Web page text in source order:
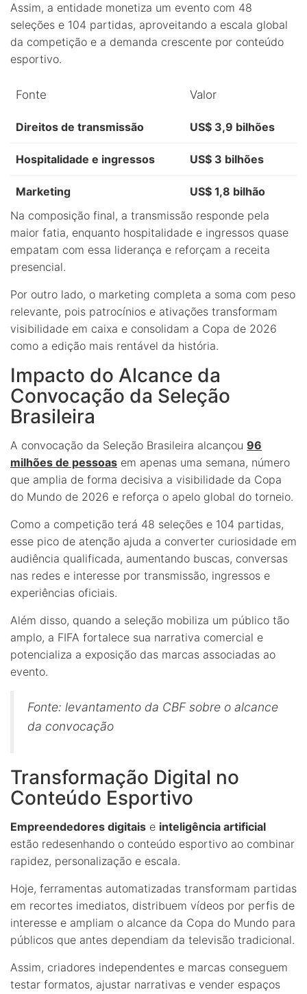
Assim, a entidade monetiza um evento com 48
seleções e 104 partidas, aproveitando a escala global
da competição e a demanda crescente por conteúdo
esportivo.
Fonte Valor
Direitos de transmissão US$ 3,9 bilhões
Hospitalidade e ingressos US$ 3 bilhões
Marketing
US$ 1,8 bilhão
Na composição final, a transmissão responde pela
maior fatia, enquanto hospitalidade e ingressos quase
empatam com essa liderança e reforçam a receita
presencial.
Por outro lado, o marketing completa a soma com peso
relevante, pois patrocínios e ativações transformam
visibilidade em caixa e consolidam a Copa de 2026
como a edição mais rentável da história.
Impacto do Alcance da
Convocação da Seleção
Brasileira
A convocação da Seleção Brasileira alcançou 96
milhões de pessoas em apenas uma semana, número
que amplia de forma decisiva a visibilidade da Copa
do Mundo de 2026 e reforça o apelo global do torneio.
Como a competição terá 48 seleções e 104 partidas,
esse pico de atenção ajuda a converter curiosidade em
audiência qualificada, aumentando buscas, conversas
nas redes e interesse por transmissão, ingressos e
experiências oficiais.
Além disso, quando a seleção mobiliza um público tão
amplo, a FIFA fortalece sua narrativa comercial e
potencializa a exposição das marcas associadas ao
evento.
Fonte: levantamento da CBF sobre o alcance
da convocação
Transformação Digital no
Conteúdo Esportivo
Empreendedores digitais e inteligência artificial
estão redesenhando o conteúdo esportivo ao combinar
rapidez, personalização e escala.
Hoje, ferramentas automatizadas transformam partidas
em recortes imediatos, distribuem vídeos por perfis de
interesse e ampliam o alcance da Copa do Mundo para
públicos que antes dependiam da televisão tradicional.
Assim, criadores independentes e marcas conseguem
testar formatos, ajustar narrativas e vender espaços